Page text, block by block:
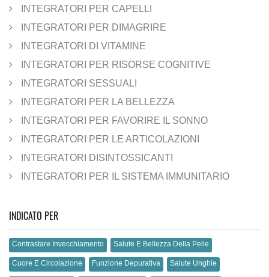
INTEGRATORI PER CAPELLI
INTEGRATORI PER DIMAGRIRE
INTEGRATORI DI VITAMINE
INTEGRATORI PER RISORSE COGNITIVE
INTEGRATORI SESSUALI
INTEGRATORI PER LA BELLEZZA
INTEGRATORI PER FAVORIRE IL SONNO
INTEGRATORI PER LE ARTICOLAZIONI
INTEGRATORI DISINTOSSICANTI
INTEGRATORI PER IL SISTEMA IMMUNITARIO
INDICATO PER
Contrastare Invecchiamento Salute E Bellezza Della Pelle
Cuore E Circolazione Funzione Depurativa Salute Unghie